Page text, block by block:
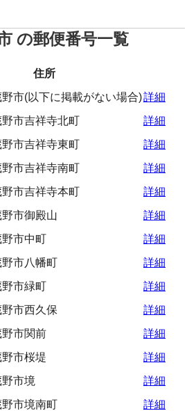
の郵便番号一覧
住所
市(以下に掲載がない場合)詳細
市吉祥寺北町
詳細
市吉祥寺東町
詳細
市吉祥寺南町
詳細
市吉祥寺本町
詳細
市御殿山
詳細
市中町
詳細
市八幡町
詳細
市緑町
詳細
市西久保
詳細
市関前
詳細
市桜堤
詳細
市境
詳細
市境南町 詳細